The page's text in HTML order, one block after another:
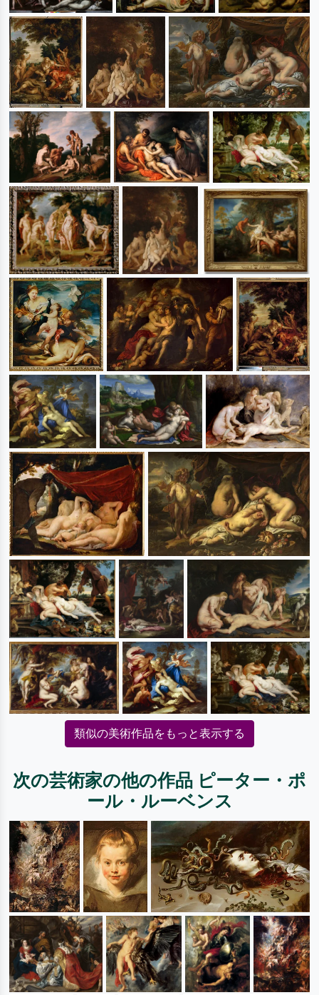
類似の美術作品をもっと表示する
次の芸術家の他の作品 ピーター・ポ
ール・ルーベンス